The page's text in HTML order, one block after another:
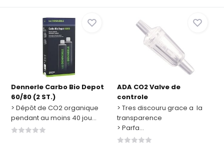
Dennerle Carbo Bio Depot
60/80 (2 ST.)
> Dépôt de CO2 organique
pendant au moins 40 jou...
ADA CO2 Valve de
controle
> Tres discouru grace a la
transparence
> Parfa...